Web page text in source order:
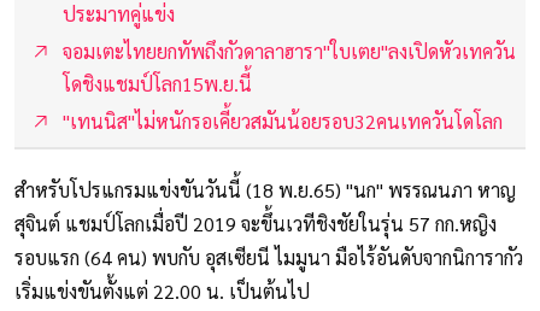
ประมาทคู่แข่ง
จอมเตะไทยยกทัพถึงกัวดาลาฮารา"ใบเตย"ลงเปิดหัวเทควัน
โดชิงแชมป์โลก15พ.ย.นี้
"เทนนิส"ไม่หนักรอเคี้ยวสมันน้อยรอบ32คนเทควันโดโลก
สำหรับโปรแกรมแข่งขันวันนี้ (18 พ.ย.65) "นก" พรรณนภา หาญ
สุจินต์ แชมป์โลกเมื่อปี 2019 จะขึ้นเวทีชิงชัยในรุ่น 57 กก.หญิง
รอบแรก (64 คน) พบกับ อุสเซียนี ไมมูนา มือไร้อันดับจากนิการากัว
เริ่มแข่งขันตั้งแต่ 22.00 น. เป็นต้นไป